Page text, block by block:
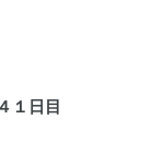
１日目